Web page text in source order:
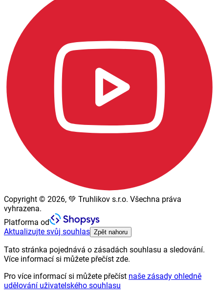
Copyright © 2026, 💚 Truhlikov s.r.o. Všechna práva
vyhrazena.
Platforma od
Aktualizujte svůj souhlas Zpět nahoru
Tato stránka pojednává o zásadách souhlasu a sledování.
Více informací si můžete přečíst zde.
Pro více informací si můžete přečíst naše zásady ohledně
udělování uživatelského souhlasu